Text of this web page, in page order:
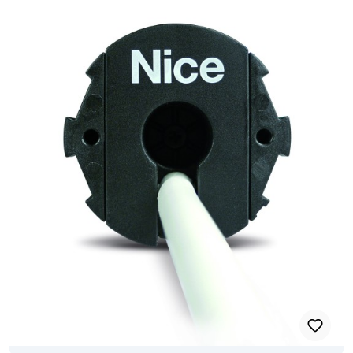
Programmierung: schnell und sicher. Dank dieser Funktion sieht die
Einstellung mehrere Auswahlmöglichkeiten vor, und bei falscher
Auswahl startet die Programmierung wieder bei der vorherigen
Ebene, ohne dass die bisher vorgenommenen Einstellungen neu
programmiert werden müssen. Speichersperre zur Vermeidung
versehentlicher Speicherungen. Einstellung mehrere mittlerer
Öffnungshöhen. Dank 3-Draht Technologie Nice TTBus: Bedienung
der Motorbewegung über die Niederspannungssteuerung;
einfacher und inuitiver Anschluss an die Wettersensoren
kabelgebunden ohne externe Steuergeräte und/oder über Funk.
Dank integrierter elektronischer Platine können mehrere Motoren
ohne zusätzliche Steuergeräte parallelgeschaltet und von einem
einzigen Bedienelement gesteurert werden. Die Encoder-
Technologie garantiert millimetergenaue Präzision,
Zuverlässigkeit, dauerhafte Beibehaltung der eingestellten Werte,
auch bei johen Temperaturen, sowie eine stets optimale
Krafteinwirkung auf den Rollladen. Exclusive Funktionen:
FRT: Zieht das voll ausgefahrene Marksientuch um ein
programmierbares Maß zurück, um unschönes Durchängen zu
vermeiden. RDC: Das System der einstellbaren